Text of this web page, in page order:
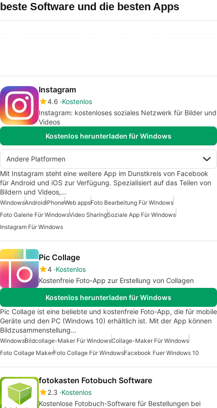
beste Software und die besten Apps
Instagram
4.6 Kostenlos
Instagram: kostenloses soziales Netzwerk für Bilder und
Videos
Kostenlos herunterladen für Windows
Andere Platformen
Mit Instagram steht eine weitere App im Dunstkreis von Facebook
für Android und iOS zur Verfügung. Spezialisiert auf das Teilen von
Bildern und Videos,…
WindowsAndroidiPhoneWeb appsFoto Bearbeitung Für Windows
Foto Galerie Für WindowsVideo SharingSoziale App Für Windows
Instagram Für Windows
Pic Collage
4 Kostenlos
Kostenfreie Foto-App zur Erstellung von Collagen
Kostenlos herunterladen für Windows
Pic Collage ist eine beliebte und kostenfreie Foto-App, die für mobile
Geräte und den PC (Windows 10) erhältlich ist. Mit der App können
Bildzusammenstellung…
WindowsBildcollage-Maker Für WindowsCollage-Maker Für Windows
Foto Collage MakerFoto Collage Für WindowsFacebook Fuer Windows 10
fotokasten Fotobuch Software
2.3 Kostenlos
Kostenlose Fotobuch-Software für Bestellungen bei